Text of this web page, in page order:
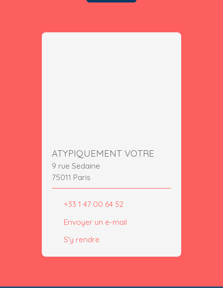
ATYPIQUEMENT VOTRE
9 rue Sedaine
75011 Paris
+33 1 47 00 64 52
Envoyer un e-mail
S'y rendre